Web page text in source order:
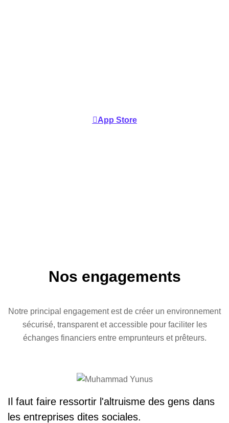
App Store
Nos engagements
Notre principal engagement est de créer un environnement
sécurisé, transparent et accessible pour faciliter les
échanges financiers entre emprunteurs et prêteurs.
Il faut faire ressortir l'altruisme des gens dans
les entreprises dites sociales.